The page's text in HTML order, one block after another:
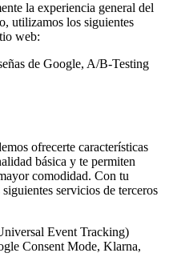
la experiencia general del
utilizamos los siguientes
web:
de Google, A/B-Testing
ofrecerte características
básica y te permiten
comodidad. Con tu
servicios de terceros
Event Tracking)
Consent Mode, Klarna,